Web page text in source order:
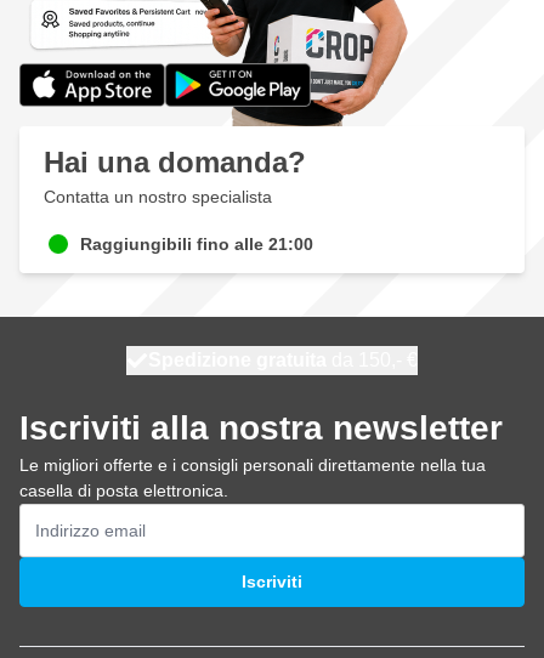
Hai una domanda?
Contatta un nostro specialista
Raggiungibili fino alle 21:00
Iscriviti alla nostra newsletter
Le migliori offerte e i consigli personali direttamente nella tua
casella di posta elettronica.
Indirizzo email
Iscriviti